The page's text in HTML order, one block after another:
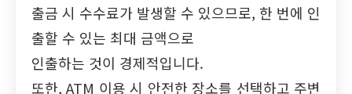
출금 시 수수료가 발생할 수 있으므로, 한 번에 인
출할 수 있는 최대 금액으로
인출하는 것이 경제적입니다.
또한, ATM 이용 시 안전한 장소를 선택하고 주변